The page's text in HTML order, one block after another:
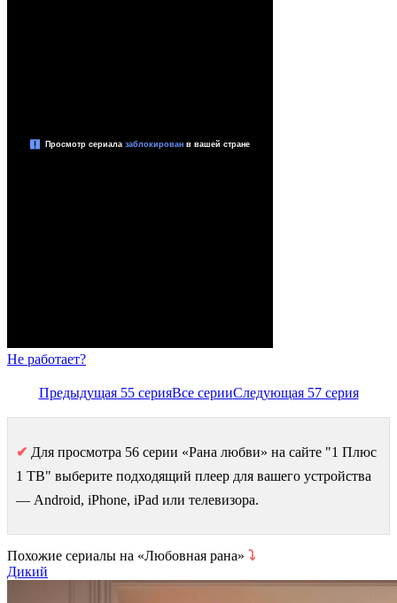
Не работает?
Предыдущая 55 серияВсе серииСледующая 57 серия
✔ Для просмотра 56 серии «Рана любви» на сайте "1 Плюс
1 ТВ" выберите подходящий плеер для вашего устройства
— Android, iPhone, iPad или телевизора.
Похожие сериалы на «Любовная рана» ⤵
Дикий